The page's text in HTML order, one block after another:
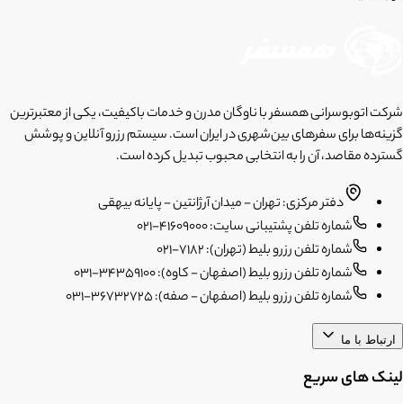
شرکت اتوبوسرانی همسفر با ناوگان مدرن و خدمات باکیفیت، یکی از معتبرترین
گزینه‌ها برای سفرهای بین‌شهری در ایران است. سیستم رزرو آنلاین و پوشش
گسترده مقاصد، آن را به انتخابی محبوب تبدیل کرده است.
دفتر مرکزی: تهران - میدان آرژانتین - پایانه بیهقی
شماره تلفن پشتیبانی سایت: 41609000-021
شماره تلفن رزرو بلیط (تهران): 7182-021
شماره تلفن رزرو بلیط (اصفهان - کاوه): 34359100-031
شماره تلفن رزرو بلیط (اصفهان - صفه): 36732725-031
ارتباط با ما
لینک های سریع